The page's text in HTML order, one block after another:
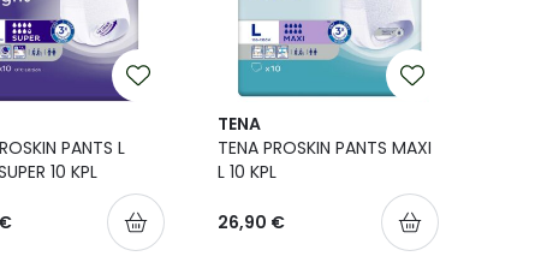
PANTS L
10 KPL
TENA
TENA PROSKIN PANTS MAXI
L 10 KPL
26,90 €